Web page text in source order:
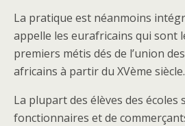
La pratique est néanmoins
appelle les eurafricains qui sont
premiers métis dés de l’union
africains à partir du XVème siècle.
La plupart des élèves des écoles
fonctionnaires et de